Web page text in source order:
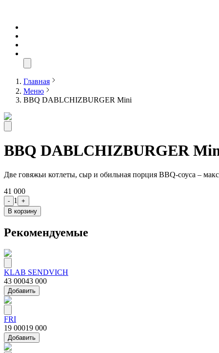
Главная
Меню
BBQ DABLCHIZBURGER Mini
BBQ DABLCHIZBURGER
Две говяжьи котлеты, сыр и обильная порция BBQ-соуса –
41 000
- 1
+
В корзину
Рекомендуемые
KLAB SENDVICH
43 00043 000
Добавить
FRI
19 00019 000
Добавить